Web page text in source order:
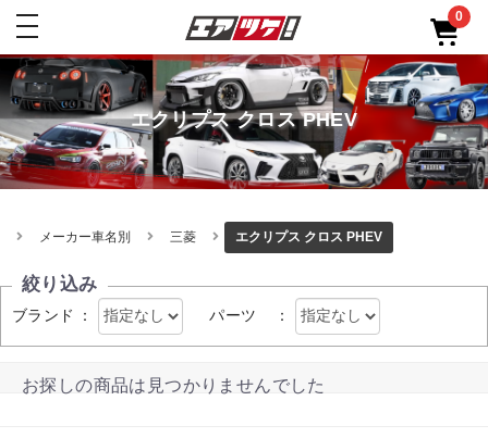
toggle
0
エクリプス クロス PHEV
メーカー車名別 三菱 エクリプス クロス PHEV
絞り込み
ブランド ： パーツ ：
お探しの商品は見つかりませんでした